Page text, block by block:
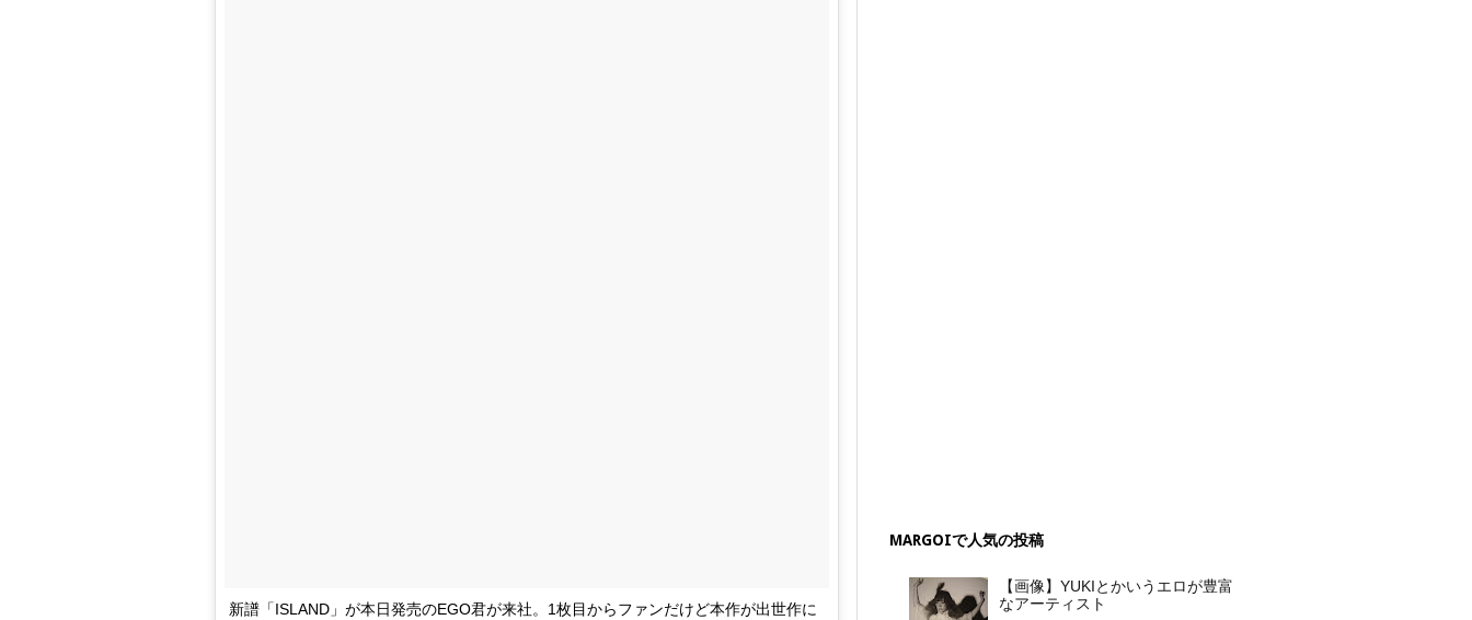
新譜「ISLAND」が本日発売のEGO君が来社。1枚目からファンだけど本作が出世作に
MARGOIで人気の投稿
【画像】YUKIとかいうエロが豊富
なアーティスト